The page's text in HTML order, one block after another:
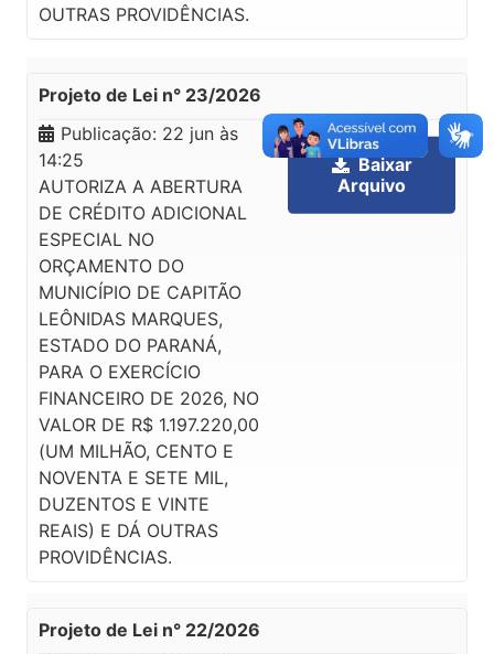
OUTRAS PROVIDÊNCIAS.
Projeto de Lei n° 23/2026
Publicação: 22 jun às
14:25
AUTORIZA A ABERTURA
DE CRÉDITO ADICIONAL
ESPECIAL NO
ORÇAMENTO DO
MUNICÍPIO DE CAPITÃO
LEÔNIDAS MARQUES,
ESTADO DO PARANÁ,
PARA O EXERCÍCIO
FINANCEIRO DE 2026, NO
VALOR DE R$ 1.197.220,00
(UM MILHÃO, CENTO E
NOVENTA E SETE MIL,
DUZENTOS E VINTE
REAIS) E DÁ OUTRAS
PROVIDÊNCIAS.
Baixar
Arquivo
Projeto de Lei n° 22/2026